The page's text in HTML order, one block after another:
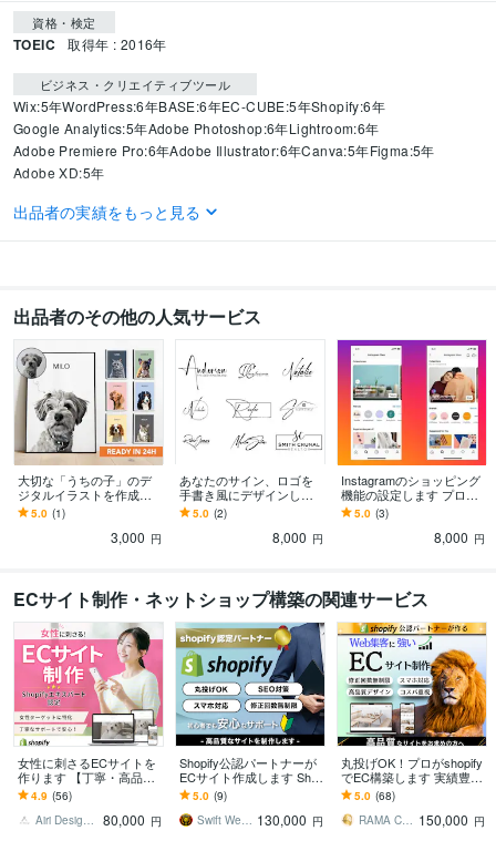
資格・検定
TOEIC 取得年 : 2016年
ビジネス・クリエイティブツール
Wix:5年WordPress:6年BASE:6年EC-CUBE:5年Shopify:6年
Google Analytics:5年Adobe Photoshop:6年Lightroom:6年
Adobe Premiere Pro:6年Adobe Illustrator:6年Canva:5年Figma:5年
Adobe XD:5年
得意分野
英語 ビジネスレベル
出品者の実績をもっと見る
出品者のその他の人気サービス
大切な「うちの子」のデ
ジタルイラストを作成し
ます 最短2日での納品！1
0名限定価格
5.0 (1)
3,000 円
あなたのサイン、ロゴを
手書き風にデザインしま
す 名刺やロゴに入れる文
字などを手書き風で作成
5.0 (2)
8,000 円
Instagramのショッピング
機能の設定します プロが
無料で診断！実装不可の
場合返金、料金一律！値
5.0 (3)
8,000 円
ECサイト制作・ネットショップ構築の関連サービス
女性に刺さるECサイトを
作ります 【丁寧・高品
質】Shopifyエキスパート
にお任せください
4.9 (56)
Airi Design｜Shopify
80,000 円
Shopify公認パートナーが
ECサイト作成します Sho
pify公認パートナーが売上
げにつながるECサイト作
成
5.0 (9)
Swift Web Design 130,000 円
丸投げOK！プロがshopify
でEC構築します 実績豊富
なプロがあなただけのオ
シャレなECサイトを形に
します
5.0 (68)
RAMA Creative Ltd． 150,000 円